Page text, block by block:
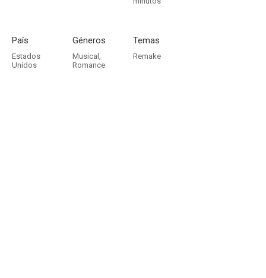
País
Estados
Unidos
Géneros
Musical ,
Romance
Temas
Remake